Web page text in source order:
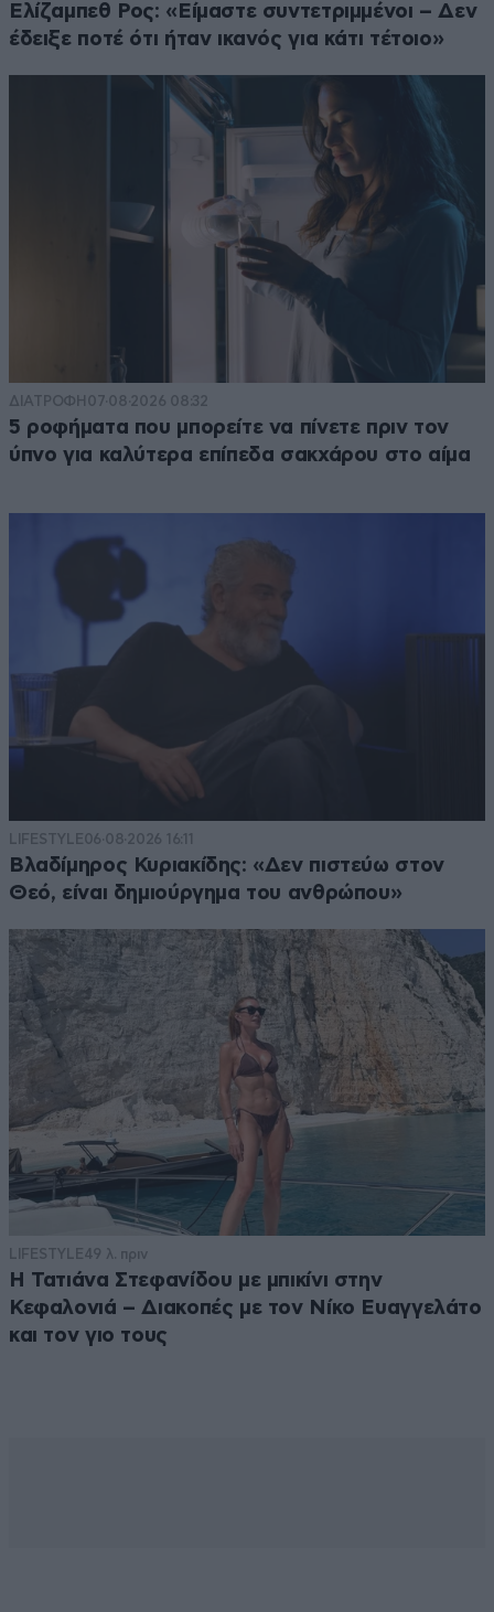
Ελίζαμπεθ Ρος: «Είμαστε συντετριμμένοι – Δεν
έδειξε ποτέ ότι ήταν ικανός για κάτι τέτοιο»
ΔΙΑΤΡΟΦΗ 07·08·2026 08:32
5 ροφήματα που μπορείτε να πίνετε πριν τον
ύπνο για καλύτερα επίπεδα σακχάρου στο αίμα
LIFESTYLE06·08·2026 16:11
Βλαδίμηρος Κυριακίδης: «Δεν πιστεύω στον
Θεό, είναι δημιούργημα του ανθρώπου»
LIFESTYLE49 λ. πριν
Η Τατιάνα Στεφανίδου με μπικίνι στην
Κεφαλονιά – Διακοπές με τον Νίκο Ευαγγελάτο
και τον γιο τους